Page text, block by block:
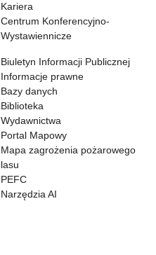
Kariera
Centrum Konferencyjno-
Wystawiennicze
Biuletyn Informacji Publicznej
Informacje prawne
Bazy danych
Biblioteka
Wydawnictwa
Portal Mapowy
Mapa zagrożenia pożarowego
lasu
PEFC
Narzędzia AI